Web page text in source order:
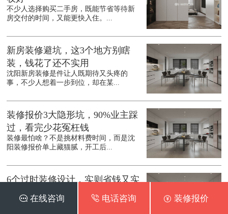
不少人选择购买二手房，既能节省等待新
房交付的时间，又能更快入住。...
新房装修避坑，这3个地方别瞎
装，钱花了还不实用
沈阳新房装修是件让人既期待又头疼的
事，不少人想着一步到位，却在某...
装修报价3大隐形坑，90%业主踩
过，看完少花冤枉钱
装修最怕啥？不是挑材料费时间，而是沈
阳装修报价单上藏猫腻，开工后...
6个过时装修设计，实则省钱又实
用，后悔装晚了
提到沈阳装修设计，很多人总追着网红款
 在线咨询  电话咨询  装修报价